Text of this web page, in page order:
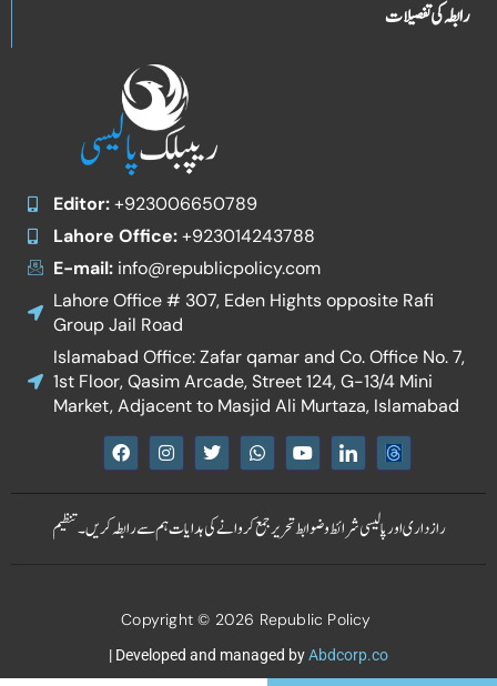
رابطہ کی تفصیلات
Editor:+923006650789
Lahore Office:+923014243788
E-mail:info@republicpolicy.com
Lahore Office # 307, Eden Hights opposite Rafi
Group Jail Road
Islamabad Office: Zafar qamar and Co. Office No. 7,
1st Floor, Qasim Arcade, Street 124, G-13/4 Mini
Market, Adjacent to Masjid Ali Murtaza, Islamabad
F
a
e
o
I
n
t
g
T
w
t
t
e
W
h
t
s
a
Y
o
t
b
I
c
n
-
l
d
n
تنظیمہم سے رابطہ کریں۔تحریر جمع کروانے کی ہدایاتشرائط و ضوابطرازداری اور پالیسی
Copyright © 2026 Republic Policy
| Developed and managed byAbdcorp.co